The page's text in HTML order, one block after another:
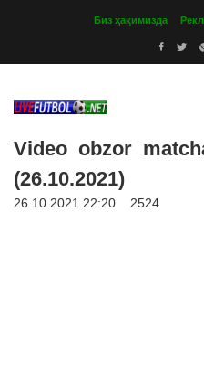
Биз ҳақимизда
Video obzor
(26.10.2021)
26.10.2021 22:20 2524